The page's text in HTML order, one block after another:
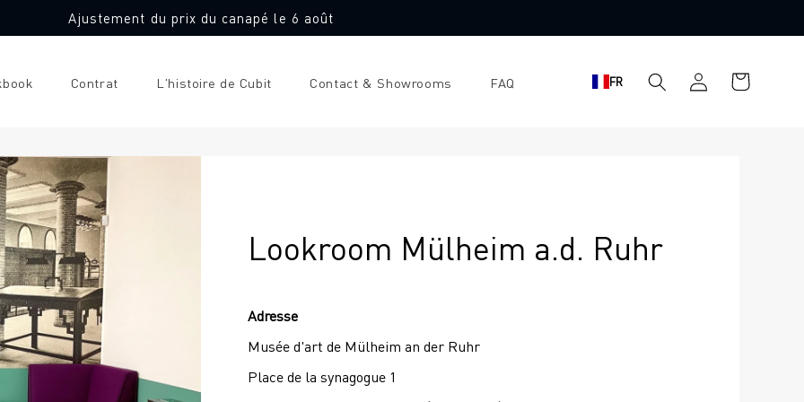
Ajustement du prix du canapé le 6 août
Contrat L'histoire de Cubit Contact & Showrooms FAQ FR
connecter
Panier
d'achat
Lookroom Mülheim a.d. Ruhr
Adresse
Musée d'art de Mülheim an der Ruhr
Place de la synagogue 1